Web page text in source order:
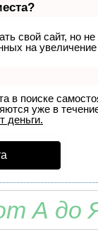
свой сайт, но
на
в поиске
уже в
деньги.
А до